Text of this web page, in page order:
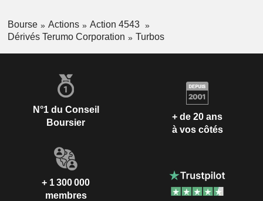
Bourse Actions
Action 4543
Dérivés Terumo Corporation
Turbos
N°1 du Conseil
Boursier
+ de 20 ans
à vos côtés
+ 1 300 000
membres